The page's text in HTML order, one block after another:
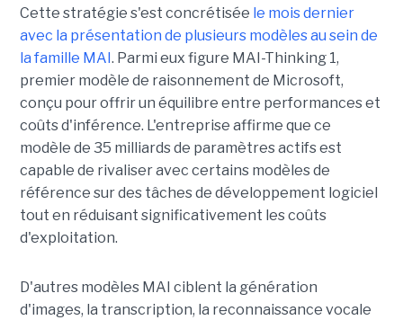
Cette stratégie s'est concrétisée le mois dernier
avec la présentation de plusieurs modèles au sein de
la famille MAI . Parmi eux figure MAI-Thinking 1,
premier modèle de raisonnement de Microsoft,
conçu pour offrir un équilibre entre performances et
coûts d'inférence. L'entreprise affirme que ce
modèle de 35 milliards de paramètres actifs est
capable de rivaliser avec certains modèles de
référence sur des tâches de développement logiciel
tout en réduisant significativement les coûts
d'exploitation.
D'autres modèles MAI ciblent la génération
d'images, la transcription, la reconnaissance vocale